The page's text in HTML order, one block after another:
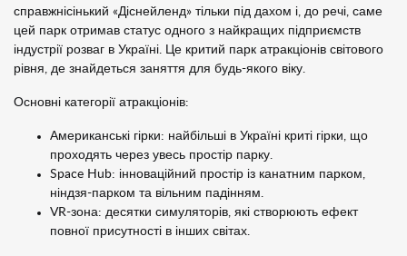
справжнісінький «Діснейленд» тільки під дахом і, до речі, саме
цей парк отримав статус одного з найкращих підприємств
індустрії розваг в Україні. Це критий парк атракціонів світового
рівня, де знайдеться заняття для будь-якого віку.
Основні категорії атракціонів:
Американські гірки: найбільші в Україні криті гірки, що
проходять через увесь простір парку.
Space Hub: інноваційний простір із канатним парком,
ніндзя-парком та вільним падінням.
VR-зона: десятки симуляторів, які створюють ефект
повної присутності в інших світах.